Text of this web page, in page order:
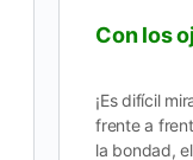
Con los
¡Es difícil
frente a
la bondad,